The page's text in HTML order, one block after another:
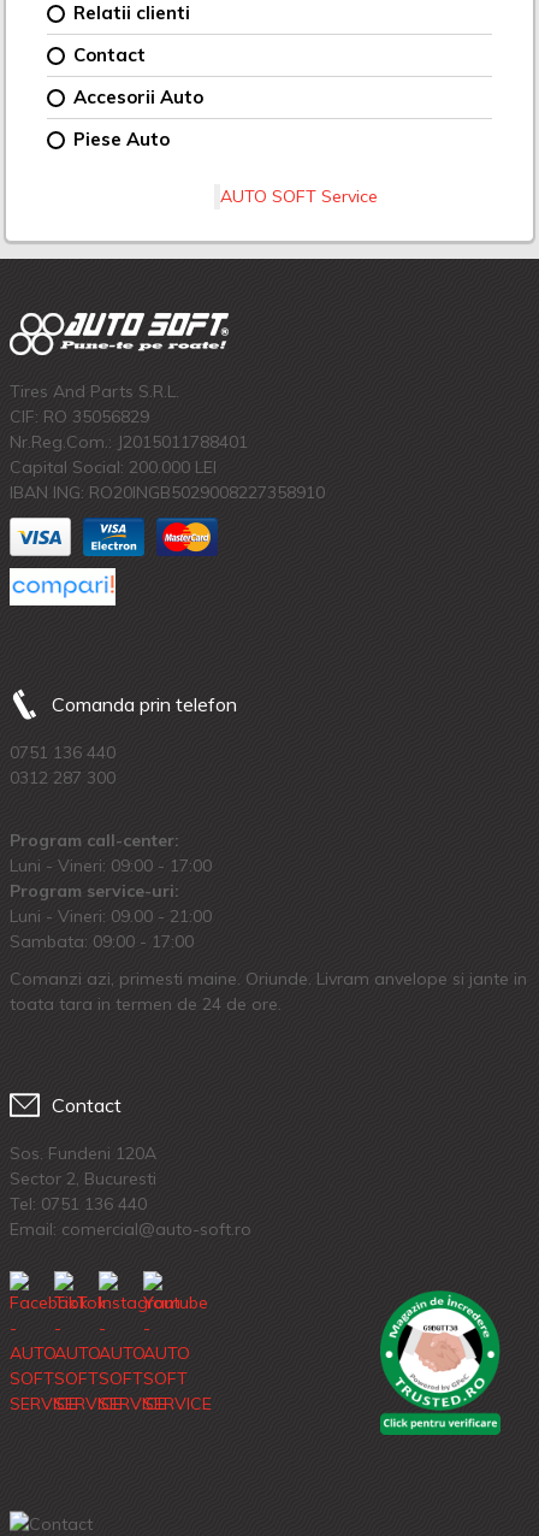
Relatii clienti
Contact
Accesorii Auto
Piese Auto
AUTO SOFT Service
Tires And Parts S.R.L.
CIF: RO 35056829
Nr.Reg.Com.: J2015011788401
Capital Social: 200.000 LEI
IBAN ING: RO20INGB5029008227358910
Comanda prin telefon
0751 136 440
0312 287 300
Program call-center:
Luni - Vineri: 09:00 - 17:00
Program service-uri:
Luni - Vineri: 09.00 - 21:00
Sambata: 09:00 - 17:00
Comanzi azi, primesti maine. Oriunde. Livram anvelope si jante in
toata tara in termen de 24 de ore.
Contact
Sos. Fundeni 120A
Sector 2, Bucuresti
Tel: 0751 136 440
Email: comercial@auto-soft.ro